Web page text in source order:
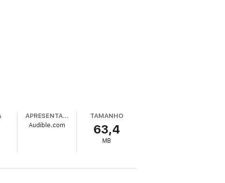
APRESENTADO POR
Audible.com
TAMANHO
63,4
MB